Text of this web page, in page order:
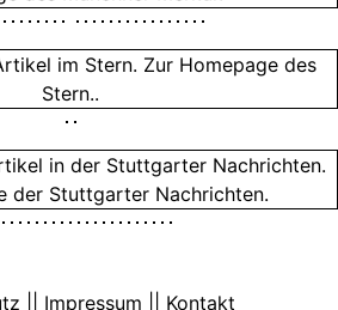
|| Impressum || Kontakt